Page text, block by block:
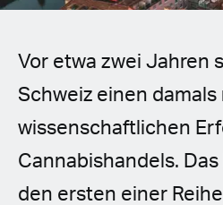
Vor etwa zwei Jahren
Schweiz einen
wissenschaftlichen
Cannabishandels.
den ersten einer